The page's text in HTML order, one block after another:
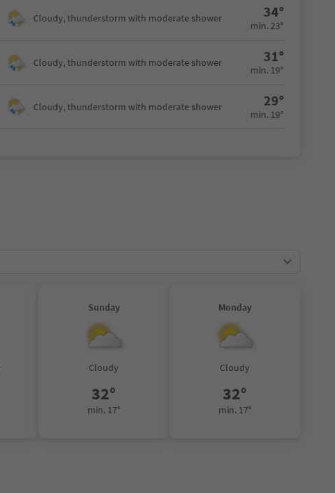
Cloudy, thunderstorm with moderate shower 34°
min. 23°
Cloudy, thunderstorm with moderate shower 31°
min. 19°
Cloudy, thunderstorm with moderate shower 29°
min. 19°
Sunday
Cloudy
32°
min. 17°
Monday
Cloudy
32°
min. 17°